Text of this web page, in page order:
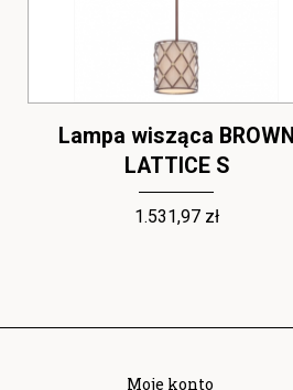
Lampa wisząca BROWN
LATTICE S
1.531,97 zł
Moje konto